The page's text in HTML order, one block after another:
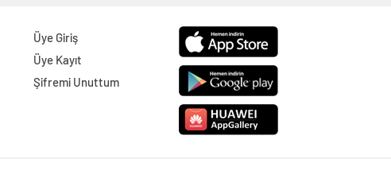
Üye Giriş
Üye Kayıt
Şifremi Unuttum